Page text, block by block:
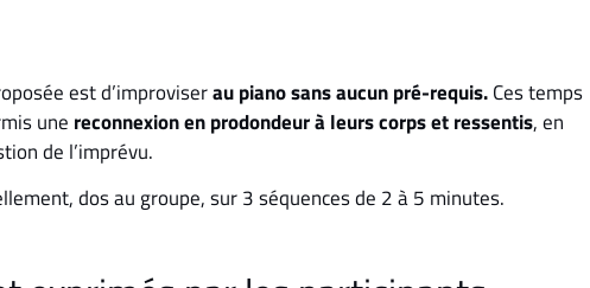
est d’improviserau piano sans aucun pré-requis.Ces temps
une reconnexion en prodondeur à leurs corps et ressentis, en
de l’imprévu.
dos au groupe, sur 3 séquences de 2 à 5 minutes.